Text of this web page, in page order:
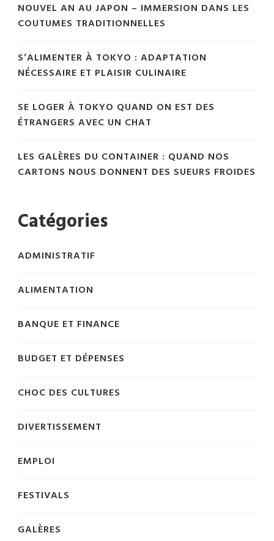
NOUVEL AN AU JAPON – IMMERSION DANS LES
COUTUMES TRADITIONNELLES
S’ALIMENTER À TOKYO : ADAPTATION
NÉCESSAIRE ET PLAISIR CULINAIRE
SE LOGER À TOKYO QUAND ON EST DES
ÉTRANGERS AVEC UN CHAT
LES GALÈRES DU CONTAINER : QUAND NOS
CARTONS NOUS DONNENT DES SUEURS FROIDES
Catégories
ADMINISTRATIF
ALIMENTATION
BANQUE ET FINANCE
BUDGET ET DÉPENSES
CHOC DES CULTURES
DIVERTISSEMENT
EMPLOI
FESTIVALS
GALÈRES